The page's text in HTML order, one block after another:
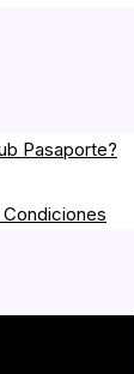
Pasaporte?